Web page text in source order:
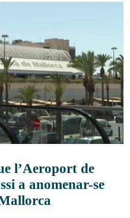
l’Aeroport de
a anomenar-se